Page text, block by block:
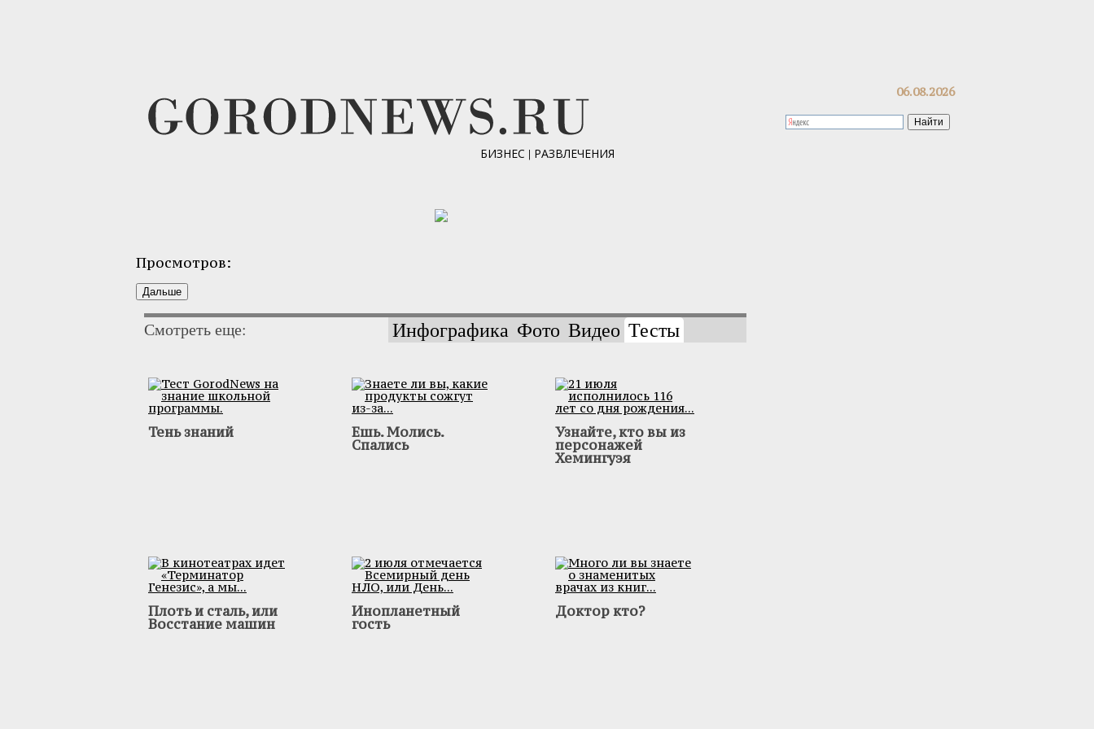
06.08.2026
БИЗНЕС | РАЗВЛЕЧЕНИЯ
Просмотров:
Смотреть еще: Инфографика Фото Видео Тесты
Тень знаний Ешь. Молись.
Спались
Узнайте, кто вы из
персонажей
Хемингуэя
Плоть и сталь, или
Восстание машин
Инопланетный
гость
Доктор кто?